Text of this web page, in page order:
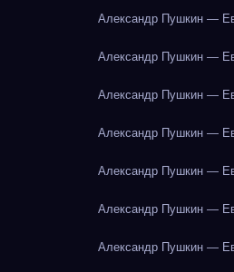
Александр Пушкин —
Александр Пушкин —
Александр Пушкин —
Александр Пушкин —
Александр Пушкин —
Александр Пушкин —
Александр Пушкин —